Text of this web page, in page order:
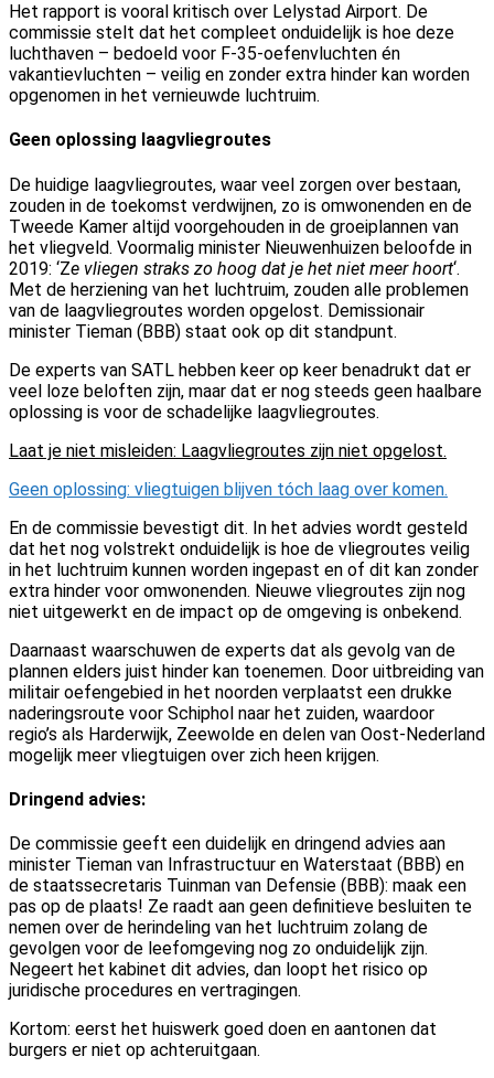
Het rapport is vooral kritisch over Lelystad Airport. De
commissie stelt dat het compleet onduidelijk is hoe deze
luchthaven – bedoeld voor F-35-oefenvluchten én
vakantievluchten – veilig en zonder extra hinder kan worden
opgenomen in het vernieuwde luchtruim.
Geen oplossing laagvliegroutes
De huidige laagvliegroutes, waar veel zorgen over bestaan,
zouden in de toekomst verdwijnen, zo is omwonenden en de
Tweede Kamer altijd voorgehouden in de groeiplannen van
het vliegveld. Voormalig minister Nieuwenhuizen beloofde in
2019: ‘Ze vliegen straks zo hoog dat je het niet meer hoort‘.
Met de herziening van het luchtruim, zouden alle problemen
van de laagvliegroutes worden opgelost. Demissionair
minister Tieman (BBB) staat ook op dit standpunt.
De experts van SATL hebben keer op keer benadrukt dat er
veel loze beloften zijn, maar dat er nog steeds geen haalbare
oplossing is voor de schadelijke laagvliegroutes.
Laat je niet misleiden: Laagvliegroutes zijn niet opgelost.
Geen oplossing: vliegtuigen blijven tóch laag over komen.
En de commissie bevestigt dit. In het advies wordt gesteld
dat het nog volstrekt onduidelijk is hoe de vliegroutes veilig
in het luchtruim kunnen worden ingepast en of dit kan zonder
extra hinder voor omwonenden. Nieuwe vliegroutes zijn nog
niet uitgewerkt en de impact op de omgeving is onbekend.
Daarnaast waarschuwen de experts dat als gevolg van de
plannen elders juist hinder kan toenemen. Door uitbreiding van
militair oefengebied in het noorden verplaatst een drukke
naderingsroute voor Schiphol naar het zuiden, waardoor
regio’s als Harderwijk, Zeewolde en delen van Oost-Nederland
mogelijk meer vliegtuigen over zich heen krijgen.
Dringend advies:
De commissie geeft een duidelijk en dringend advies aan
minister Tieman van Infrastructuur en Waterstaat (BBB) en
de staatssecretaris Tuinman van Defensie (BBB): maak een
pas op de plaats! Ze raadt aan geen definitieve besluiten te
nemen over de herindeling van het luchtruim zolang de
gevolgen voor de leefomgeving nog zo onduidelijk zijn.
Negeert het kabinet dit advies, dan loopt het risico op
juridische procedures en vertragingen.
Kortom: eerst het huiswerk goed doen en aantonen dat
burgers er niet op achteruitgaan.